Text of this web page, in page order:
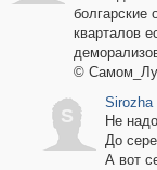
болгарские
кварталов
©
S
Sirozha
Не
До
А вот